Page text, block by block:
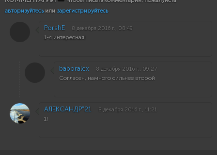
авторизуйтесьили зарегистрируйтесь
PorshE 8 декабря 2016 г., 08:49
1-я интересная!
baboralex 8 декабря 2016 г., 09:27
Согласен, намного сильнее второй
АЛЕКСАНДР"21 8 декабря 2016 г., 11:21
1!